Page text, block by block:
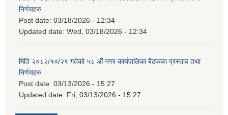
निर्णयहरु
Post date: 03/18/2026 - 12:34
Updated date: Wed, 03/18/2026 - 12:34
मिति २०८२/१०/२९ गतेको ५८ औं नगर कार्यपालिका बैठकका प्रस्ताव तथा
निर्णयहरु
Post date: 03/13/2026 - 15:27
Updated date: Fri, 03/13/2026 - 15:27